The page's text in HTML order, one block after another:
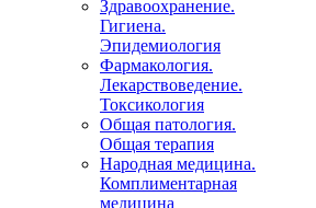
Здравоохранение.
Гигиена.
Эпидемиология
Фармакология.
Лекарствоведение.
Токсикология
Общая патология.
Общая терапия
Народная медицина.
Комплиментарная
медицина